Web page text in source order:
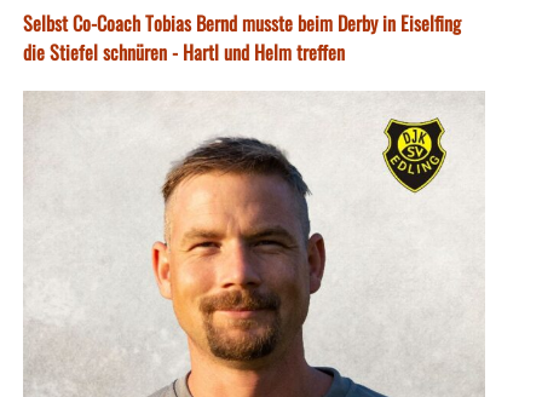
Selbst Co-Coach Tobias Bernd musste beim Derby in Eiselfing
die Stiefel schnüren - Hartl und Helm treffen